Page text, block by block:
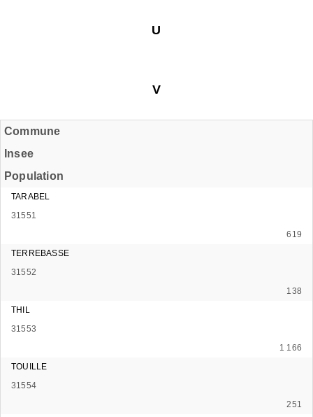
U
V
Commune
Insee
Population
TARABEL
31551
619
TERREBASSE
31552
138
THIL
31553
1 166
TOUILLE
31554
251